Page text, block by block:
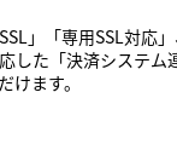
」「専用SSL対応
した「決済システ
ます。